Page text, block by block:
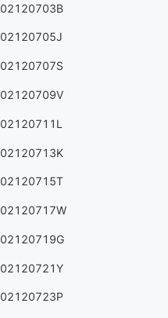
02120703B
02120705J
02120707S
02120709V
02120711L
02120713K
02120715T
02120717W
02120719G
02120721Y
02120723P